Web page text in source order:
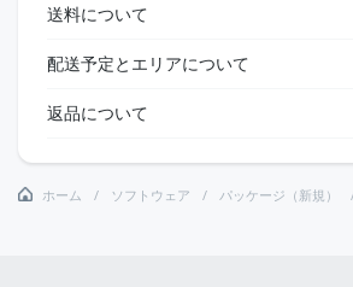
送料について
配送予定とエリアについて
返品について
ホーム ソフトウェア パッケージ（新規）